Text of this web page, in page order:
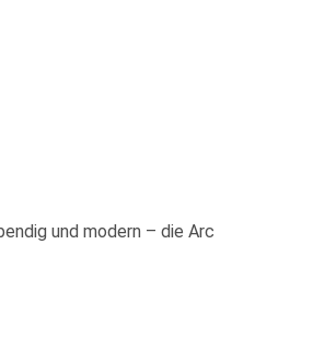
und modern – die Arc